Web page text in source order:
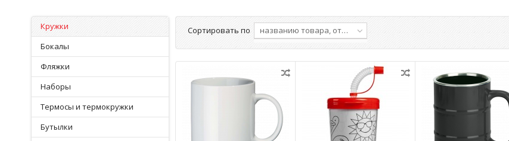
Сортировать по названию товара, от А до Я
Кружки
Бокалы
Фляжки
Наборы
Термосы и термокружки
Бутылки